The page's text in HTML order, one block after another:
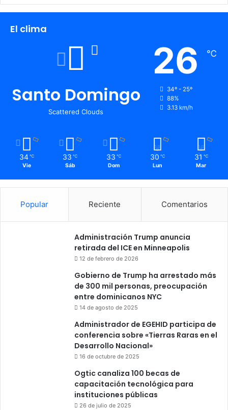
El clima
Santo Domingo
Scattered Clouds
26 ℃
34º - 25º
88%
3.13 km/h
34 ℃
Vie
33 ℃
Sáb
33 ℃
Dom
30 ℃
Lun
31 ℃
Mar
Popular Reciente Comentarios
Administración Trump anuncia
retirada del ICE en Minneapolis
12 de febrero de 2026
Gobierno de Trump ha arrestado más
de 300 mil personas, preocupación
entre dominicanos NYC
14 de agosto de 2025
Administrador de EGEHID participa de
conferencia sobre «Tierras Raras en el
Desarrollo Nacional»
16 de octubre de 2025
Ogtic canaliza 100 becas de
capacitación tecnológica para
instituciones públicas
26 de julio de 2025